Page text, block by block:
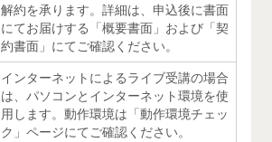
解約を承ります。詳細は、申込後に書面
にてお届けする「概要書面」および「契
約書面」にてご確認ください。
インターネットによるライブ受講の場合
は、パソコンとインターネット環境を使
用します。動作環境は「動作環境チェッ
ク」ページにてご確認ください。